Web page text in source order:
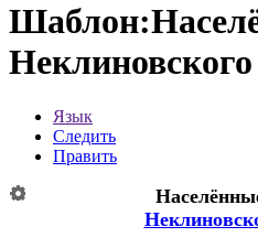
Шаблон:
Язык
Следить
Править